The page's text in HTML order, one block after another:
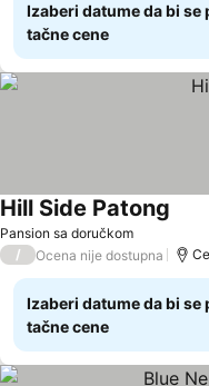
Izaberi datume da bi se
tačne cene
Pansion sa doručkom
Hill Side Patong
/ Ocena nije dostupna
Izaberi datume da bi se
tačne cene